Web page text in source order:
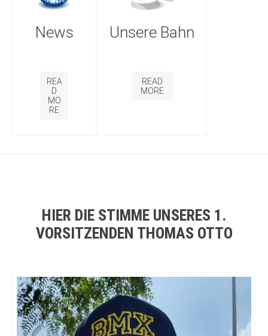
News
REA
D
MO
RE
Unsere Bahn
READ
MORE
HIER DIE STIMME UNSERES 1.
VORSITZENDEN THOMAS OTTO